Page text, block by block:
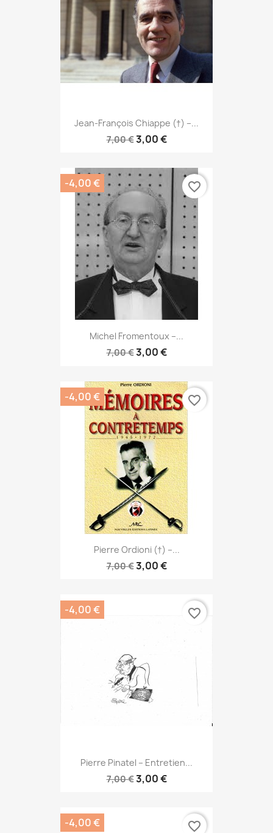
Jean-François Chiappe (†) –...
7,00 €3,00 €
Michel Fromentoux –...
7,00 €3,00 €
-4,00 € favorite_border
Pierre Ordioni (†) –...
7,00 €3,00 €
-4,00 € favorite_border
Pierre Pinatel – Entretien...
7,00 €3,00 €
-4,00 € favorite_border
-4,00 € favorite_border